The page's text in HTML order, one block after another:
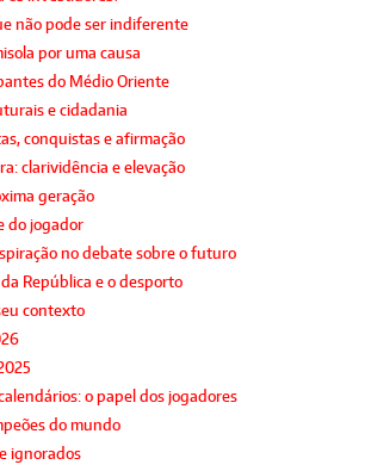
não pode ser indiferente
por uma causa
do Médio Oriente
e cidadania
conquistas e afirmação
clarividência e elevação
geração
do jogador
no debate sobre o futuro
República e o desporto
contexto
o papel dos jogadores
do mundo
ignorados